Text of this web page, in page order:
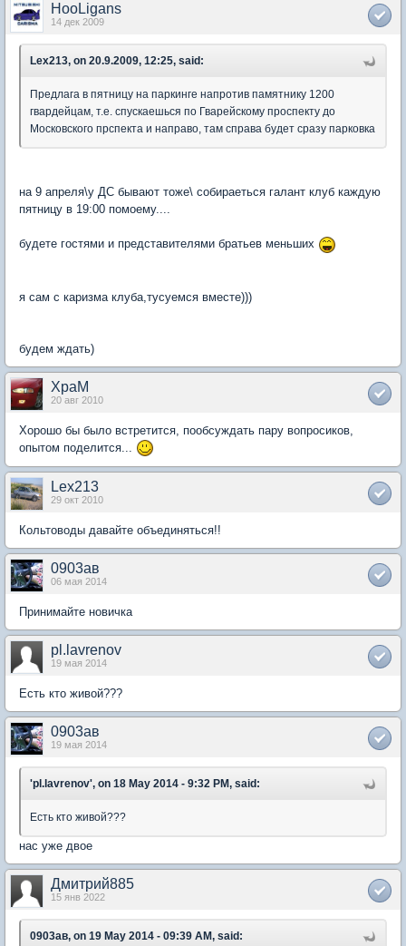
HooLigans
14 дек 2009
Lex213, on 20.9.2009, 12:25, said:
Предлага в пятницу на паркинге напротив памятнику 1200
гвардейцам, т.е. спускаешься по Гварейскому проспекту до
Московского прспекта и направо, там справа будет сразу парковка
на 9 апреля\у ДС бывают тоже\ собираеться галант клуб каждую
пятницу в 19:00 помоему....
будете гостями и представителями братьев меньших
я сам с каризма клуба,тусуемся вместе)))
будем ждать)
XpaM
20 авг 2010
Хорошо бы было встретится, пообсуждать пару вопросиков,
опытом поделится...
Lex213
29 окт 2010
Кольтоводы давайте объединяться!!
0903ав
06 мая 2014
Принимайте новичка
pl.lavrenov
19 мая 2014
Есть кто живой???
0903ав
19 мая 2014
'pl.lavrenov', on 18 May 2014 - 9:32 PM, said:
Есть кто живой???
нас уже двое
Дмитрий885
15 янв 2022
0903ав, on 19 May 2014 - 09:39 AM, said: